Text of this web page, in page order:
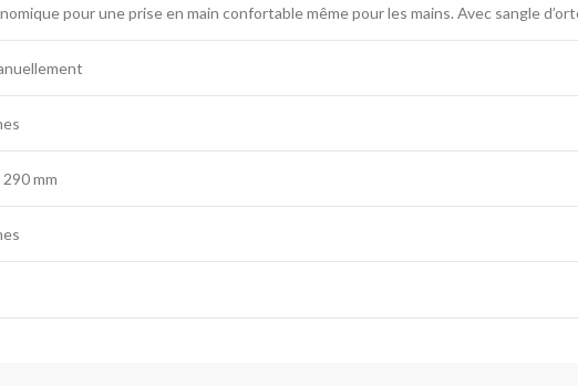
pour une prise en main confortable même pour les mains. Avec sangle
mm